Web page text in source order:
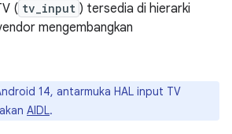
( tv_input ) tersedia di hierarki
mengembangkan
14, antarmuka HAL input TV
AIDL.